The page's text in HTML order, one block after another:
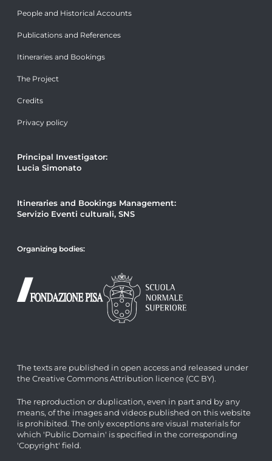
People and Historical Accounts
Publications and References
Itineraries and Bookings
The Project
Credits
Privacy policy
Principal Investigator:
Lucia Simonato
Itineraries and Bookings Management:
Servizio Eventi culturali, SNS
Organizing bodies:
The texts are published in open access and released under
the Creative Commons Attribution licence (CC BY).
The reproduction or duplication, even in part and by any
means, of the images and videos published on this website
is prohibited. The only exceptions are visual materials for
which 'Public Domain' is specified in the corresponding
'Copyright' field.